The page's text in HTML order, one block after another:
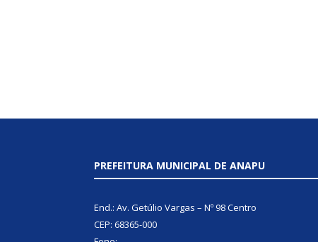
PREFEITURA MUNICIPAL DE ANAPU
End.: Av. Getúlio Vargas – Nº 98 Centro
CEP: 68365-000